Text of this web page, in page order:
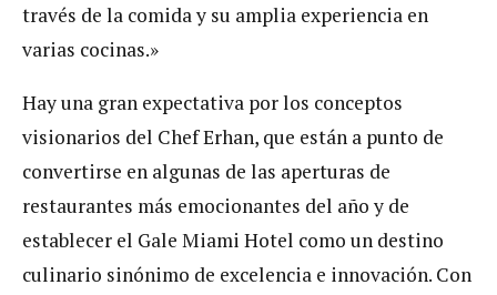
través de la comida y su amplia experiencia en
varias cocinas.»
Hay una gran expectativa por los conceptos
visionarios del Chef Erhan, que están a punto de
convertirse en algunas de las aperturas de
restaurantes más emocionantes del año y de
establecer el Gale Miami Hotel como un destino
culinario sinónimo de excelencia e innovación. Con